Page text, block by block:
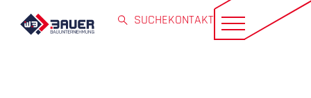
SUCHEKONTAKT